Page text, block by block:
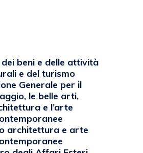
beni e delle attività
e del turismo
Generale per il
le belle arti,
e l’arte
architettura e arte